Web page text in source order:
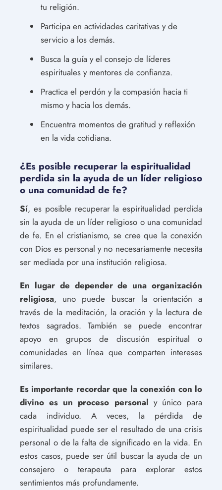
tu religión.
Participa en actividades caritativas y de
servicio a los demás.
Busca la guía y el consejo de líderes
espirituales y mentores de confianza.
Practica el perdón y la compasión hacia ti
mismo y hacia los demás.
Encuentra momentos de gratitud y reflexión
en la vida cotidiana.
¿Es posible recuperar la espiritualidad
perdida sin la ayuda de un líder religioso
o una comunidad de fe?
Sí, es posible recuperar la espiritualidad perdida
sin la ayuda de un líder religioso o una comunidad
de fe. En el cristianismo, se cree que la conexión
con Dios es personal y no necesariamente necesita
ser mediada por una institución religiosa.
En lugar de depender de una organización
religiosa, uno puede buscar la orientación a
través de la meditación, la oración y la lectura de
textos sagrados. También se puede encontrar
apoyo en grupos de discusión espiritual o
comunidades en línea que comparten intereses
similares.
Es importante recordar que la conexión con lo
divino es un proceso personal y único para
cada individuo. A veces, la pérdida de
espiritualidad puede ser el resultado de una crisis
personal o de la falta de significado en la vida. En
estos casos, puede ser útil buscar la ayuda de un
consejero o terapeuta para explorar estos
sentimientos más profundamente.